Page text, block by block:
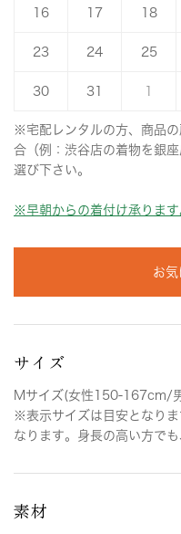
16 17 18
23 24 25
30 31
※宅配レンタルの方、商品
合（例：渋谷店の着物を銀
選び下さい。
※早朝からの着付け承ります
お気
サイズ
Mサイズ(女性150-167cm/
※表示サイズは目安となり
なります。身長の高い方で
素材